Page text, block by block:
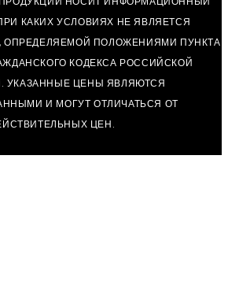
КАКИХ УСЛОВИЯХ НЕ ЯВЛЯЕТСЯ
ОПРЕДЕЛЯЕМОЙ ПОЛОЖЕНИЯМИ ПУНКТА
КОДЕКСА РОССИЙСКОЙ
УКАЗАННЫЕ ЦЕНЫ ЯВЛЯЮТСЯ
И МОГУТ ОТЛИЧАТЬСЯ ОТ
ЦЕН.